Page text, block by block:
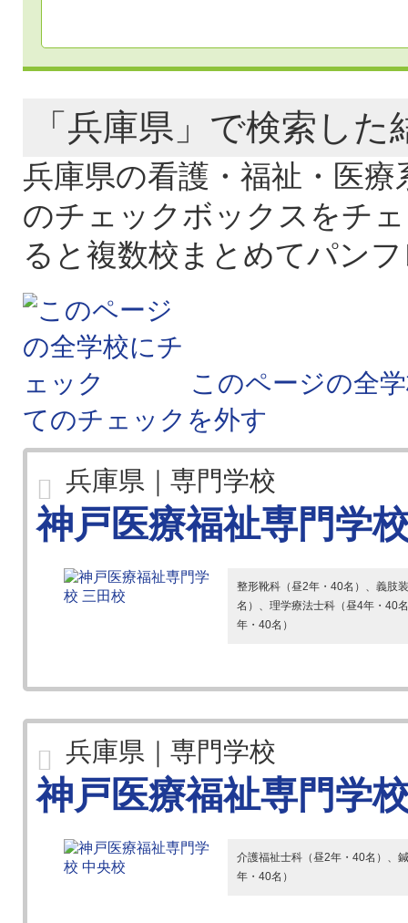
「兵庫県」で検索し
兵庫県の看護・福祉・医
のチェックボックスをチ
ると複数校まとめてパン
このページの全
てのチェックを外す
兵庫県｜専門学校
神戸医療福祉専門学
整形靴科（昼2年・40名）、義肢
名）、理学療法士科（昼4年・40
年・40名）
兵庫県｜専門学校
神戸医療福祉専門学
介護福祉士科（昼2年・40名）、
年・40名）